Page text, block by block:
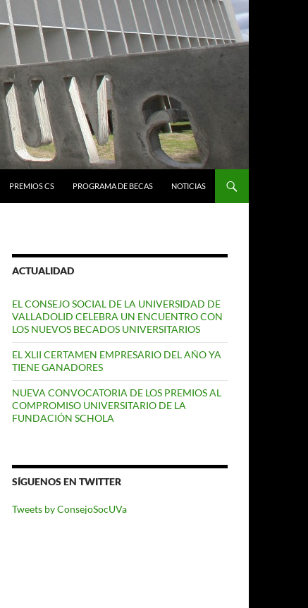
PREMIOS CS PROGRAMA DE BECAS NOTICIAS
ACTUALIDAD
EL CONSEJO SOCIAL DE LA UNIVERSIDAD DE
VALLADOLID CELEBRA UN ENCUENTRO CON
LOS NUEVOS BECADOS UNIVERSITARIOS
EL XLII CERTAMEN EMPRESARIO DEL AÑO YA
TIENE GANADORES
NUEVA CONVOCATORIA DE LOS PREMIOS AL
COMPROMISO UNIVERSITARIO DE LA
FUNDACIÓN SCHOLA
SÍGUENOS EN TWITTER
Tweets by ConsejoSocUVa